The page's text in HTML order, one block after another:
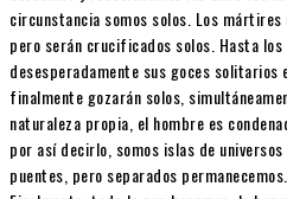
circunstancia somos solos. Los mártires
pero serán crucificados solos. Hasta
desesperadamente sus goces solitarios
finalmente gozarán solos,
naturaleza propia, el hombre es
por así decirlo, somos islas de
puentes, pero separados permanecemos.